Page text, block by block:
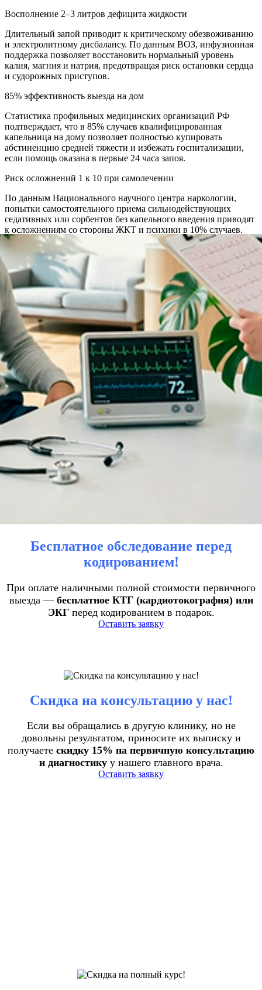
Восполнение 2–3 литров дефицита жидкости
Длительный запой приводит к критическому обезвоживанию
и электролитному дисбалансу. По данным ВОЗ, инфузионная
поддержка позволяет восстановить нормальный уровень
калия, магния и натрия, предотвращая риск остановки сердца
и судорожных приступов.
85% эффективность выезда на дом
Статистика профильных медицинских организаций РФ
подтверждает, что в 85% случаев квалифицированная
капельница на дому позволяет полностью купировать
абстиненцию средней тяжести и избежать госпитализации,
если помощь оказана в первые 24 часа запоя.
Риск осложнений 1 к 10 при самолечении
По данным Национального научного центра наркологии,
попытки самостоятельного приема сильнодействующих
седативных или сорбентов без капельного введения приводят
к осложнениям со стороны ЖКТ и психики в 10% случаев.
Капельница под контролем врача исключает эти риски.
Акции и спецпредложения
Бесплатное обследование перед
кодированием!
При оплате наличными полной стоимости первичного
выезда — бесплатное КТГ (кардиотокография) или
ЭКГперед кодированием в подарок.
Оставить заявку
Скидка на консультацию у нас!
Если вы обращались в другую клинику, но не
довольны результатом, приносите их выписку и
получаете скидку 15% на первичную консультацию
и диагностикуу нашего главного врача.
Оставить заявку